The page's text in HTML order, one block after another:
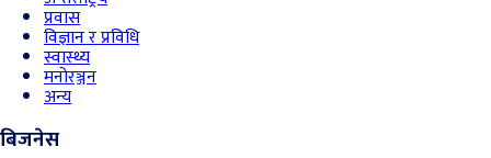
प्रवास
विज्ञान र प्रविधि
स्वास्थ्य
मनोरञ्जन
अन्य
बिजनेस